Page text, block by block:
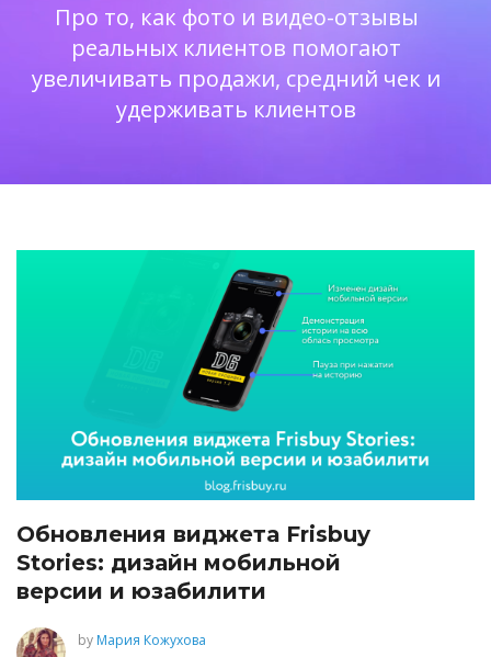
Про то, как фото и видео-отзывы
реальных клиентов помогают
увеличивать продажи, средний чек и
удерживать клиентов
Обновления виджета Frisbuy
Stories: дизайн мобильной
версии и юзабилити
by Мария Кожухова